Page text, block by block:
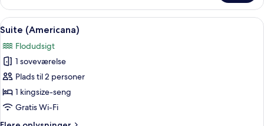
værelse
2
queensize-
senge
Indlæs
alle
billeder
af
Suite
(Americana)
Suite (Americana) |
5
Suite (Americana)
Flodudsigt
1 soveværelse
Plads til 2 personer
1 kingsize-seng
Gratis Wi-Fi